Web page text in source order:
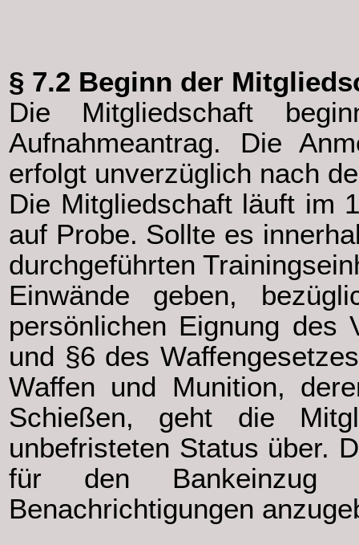
§ 7.2 Beginn der
Die Mitgliedschaft
Aufnahmeantrag. Die
erfolgt unverzüglich nach
Die Mitgliedschaft läuft im
auf Probe. Sollte es
durchgeführten
Einwände geben,
persönlichen Eignung des
und §6 des
Waffen und Munition,
Schießen, geht die
unbefristeten Status über.
für den Bankeinzug
Benachrichtigungen